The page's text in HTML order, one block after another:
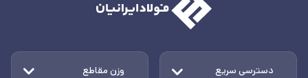
دسترسی سریع وزن مقاطع